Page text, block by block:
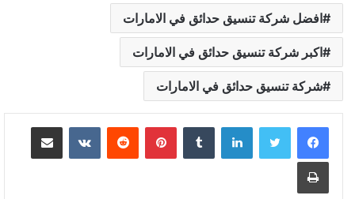
افضل شركة تنسيق حدائق في الامارات
اكبر شركة تنسيق حدائق في الامارات
شركة تنسيق حدائق في الامارات
لينكدإن بينتيريست مشاركة عبر البريد
طباعة